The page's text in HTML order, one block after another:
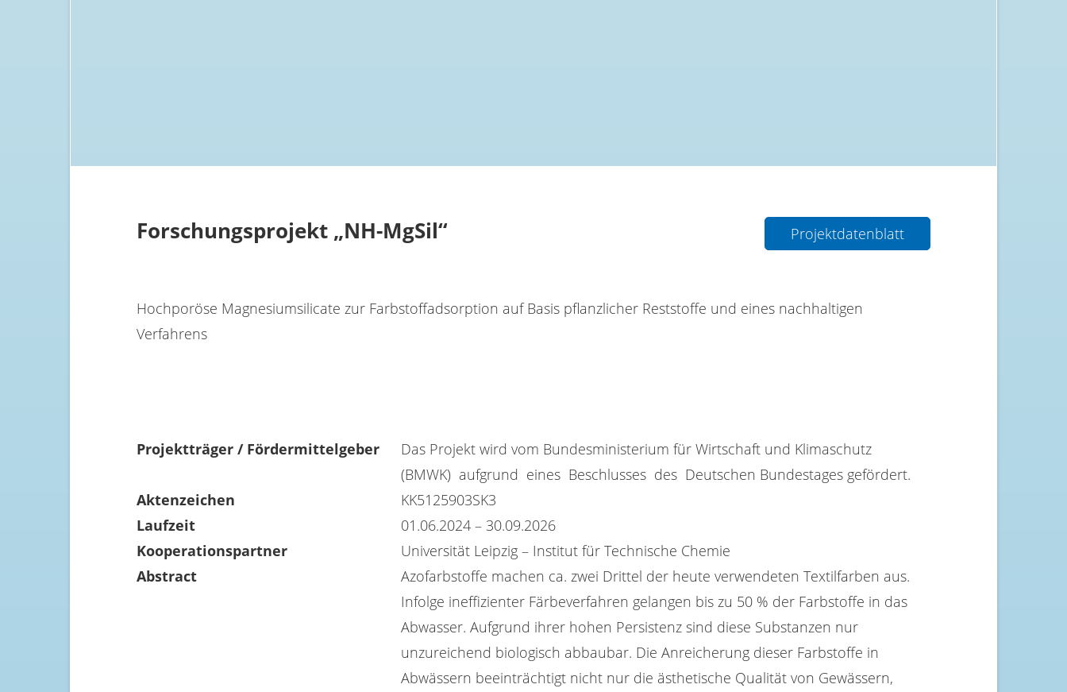
Forschungsprojekt „NH-MgSil“ Projektdatenblatt
Hochporöse Magnesiumsilicate zur Farbstoffadsorption auf Basis pflanzlicher Reststoffe und eines nachhaltigen
Verfahrens
Projektträger / Fördermittelgeber
Das Projekt wird vom Bundesministerium für Wirtschaft und Klimaschutz
(BMWK) aufgrund eines Beschlusses des Deutschen Bundestages gefördert.
Aktenzeichen
KK5125903SK3
Laufzeit
01.06.2024 – 30.09.2026
Kooperationspartner
Universität Leipzig – Institut für Technische Chemie
Abstract
Azofarbstoffe machen ca. zwei Drittel der heute verwendeten Textilfarben aus.
Infolge ineffizienter Färbeverfahren gelangen bis zu 50 % der Farbstoffe in das
Abwasser. Aufgrund ihrer hohen Persistenz sind diese Substanzen nur
unzureichend biologisch abbaubar. Die Anreicherung dieser Farbstoffe in
Abwässern beeinträchtigt nicht nur die ästhetische Qualität von Gewässern,